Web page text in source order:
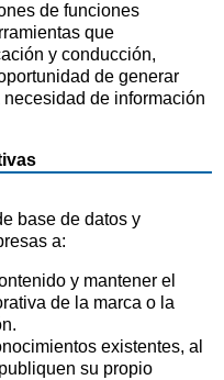
de funciones
que
y conducción,
de generar
de información
base de datos y
a:
y mantener el
de la marca o la
existentes, al
su propio